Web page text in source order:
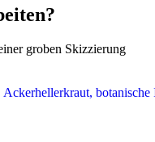
groben Skizzierung